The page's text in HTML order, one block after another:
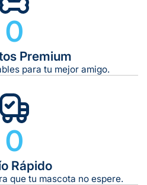
0
Premium
para tu mejor amigo.
0
Rápido
que tu mascota no espere.